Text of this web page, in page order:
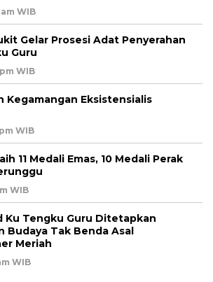
am WIB
Gelar Prosesi Adat Penyerahan
Guru
WIB
Kegamangan Eksistensialis
WIB
11 Medali Emas, 10 Medali Perak
WIB
Ku Tengku Guru Ditetapkan
Budaya Tak Benda Asal
Meriah
WIB